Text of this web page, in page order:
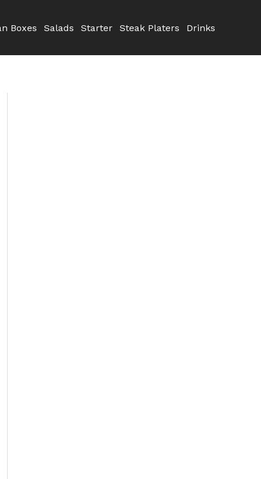
Boxes Salads Starter Steak Platers Drinks